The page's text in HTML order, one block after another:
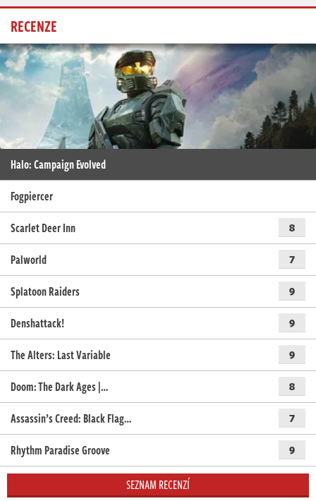
RECENZE
Halo: Campaign Evolved
Fogpiercer
Scarlet Deer Inn
8
Palworld 7
Splatoon Raiders 9
Denshattack! 9
The Alters: Last Variable 9
Doom: The Dark Ages |… 8
Assassin’s Creed: Black Flag… 7
Rhythm Paradise Groove 9
SEZNAM RECENZÍ